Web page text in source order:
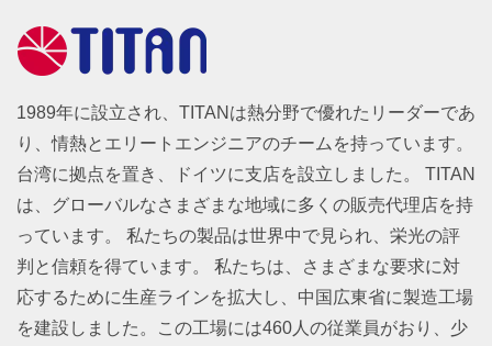
1989年に設立され、TITANは熱分野で優れたリーダーであ
り、情熱とエリートエンジニアのチームを持っています。
台湾に拠点を置き、ドイツに支店を設立しました。 TITAN
は、グローバルなさまざまな地域に多くの販売代理店を持
っています。 私たちの製品は世界中で見られ、栄光の評
判と信頼を得ています。 私たちは、さまざまな要求に対
応するために生産ラインを拡大し、中国広東省に製造工場
を建設しました。この工場には460人の従業員がおり、少